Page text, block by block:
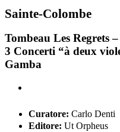
Sainte-Colombe
Tombeau Les Regrets
3 Concerti “à deux
Gamba
Curatore: Carlo Denti
Editore: Ut Orpheus